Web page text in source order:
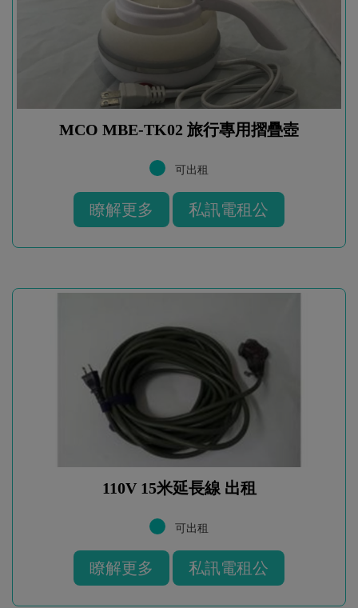
MCO MBE-TK02 旅行專用摺疊壺
可出租
瞭解更多 私訊電租公
110V 15米延長線 出租
可出租
瞭解更多 私訊電租公